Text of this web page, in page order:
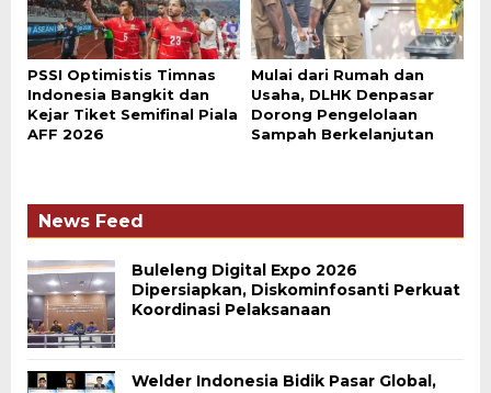
PSSI Optimistis Timnas
Indonesia Bangkit dan
Kejar Tiket Semifinal Piala
AFF 2026
Mulai dari Rumah dan
Usaha, DLHK Denpasar
Dorong Pengelolaan
Sampah Berkelanjutan
News Feed
Buleleng Digital Expo 2026
Dipersiapkan, Diskominfosanti Perkuat
Koordinasi Pelaksanaan
Welder Indonesia Bidik Pasar Global,